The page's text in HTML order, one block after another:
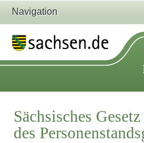
Navigation
Sächsisches
des